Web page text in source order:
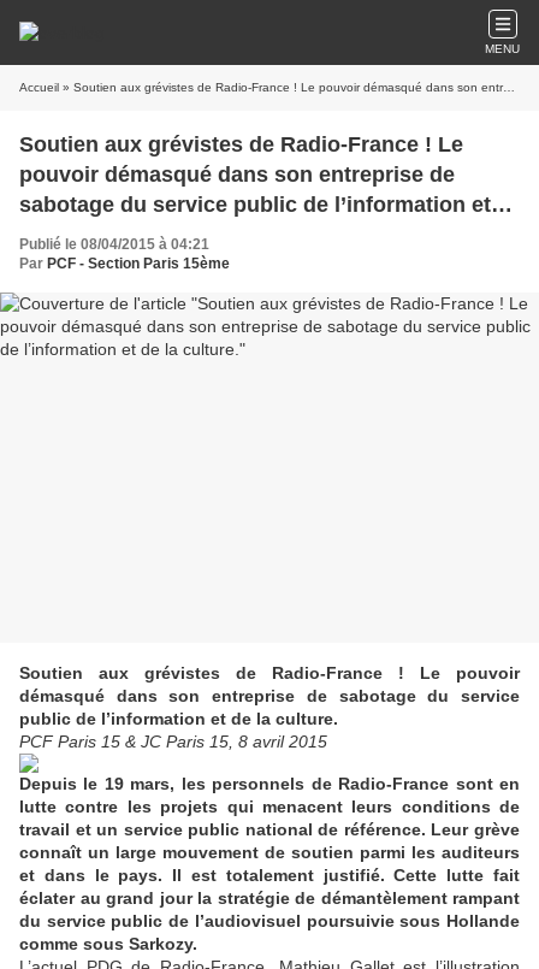
MENU
Accueil » Soutien aux grévistes de Radio-France ! Le pouvoir démasqué dans son entreprise de sabotage du service public de l’information et de la culture.
Soutien aux grévistes de Radio-France ! Le
pouvoir démasqué dans son entreprise de
sabotage du service public de l’information et
de la culture.
Publié le 08/04/2015 à 04:21
Par PCF - Section Paris 15ème
Soutien aux grévistes de Radio-France ! Le pouvoir
démasqué dans son entreprise de sabotage du service
public de l’information et de la culture.
PCF Paris 15 & JC Paris 15, 8 avril 2015
Depuis le 19 mars, les personnels de Radio-France sont en
lutte contre les projets qui menacent leurs conditions de
travail et un service public national de référence. Leur grève
connaît un large mouvement de soutien parmi les auditeurs
et dans le pays. Il est totalement justifié. Cette lutte fait
éclater au grand jour la stratégie de démantèlement rampant
du service public de l’audiovisuel poursuivie sous Hollande
comme sous Sarkozy.